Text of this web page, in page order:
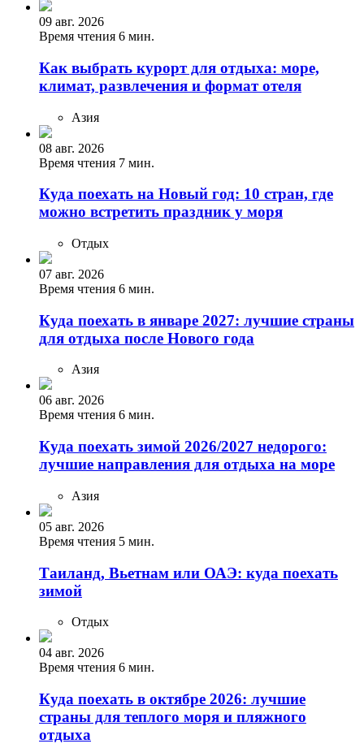
09 авг. 2026
Время чтения 6 мин.
Как выбрать курорт для отдыха: море,
климат, развлечения и формат отеля
Азия
08 авг. 2026
Время чтения 7 мин.
Куда поехать на Новый год: 10 стран, где
можно встретить праздник у моря
Отдых
07 авг. 2026
Время чтения 6 мин.
Куда поехать в январе 2027: лучшие страны
для отдыха после Нового года
Азия
06 авг. 2026
Время чтения 6 мин.
Куда поехать зимой 2026/2027 недорого:
лучшие направления для отдыха на море
Азия
05 авг. 2026
Время чтения 5 мин.
Таиланд, Вьетнам или ОАЭ: куда поехать
зимой
Отдых
04 авг. 2026
Время чтения 6 мин.
Куда поехать в октябре 2026: лучшие
страны для теплого моря и пляжного
отдыха